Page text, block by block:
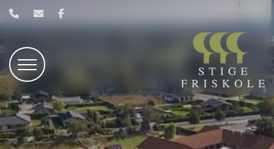
Gå
til
hovedindhold